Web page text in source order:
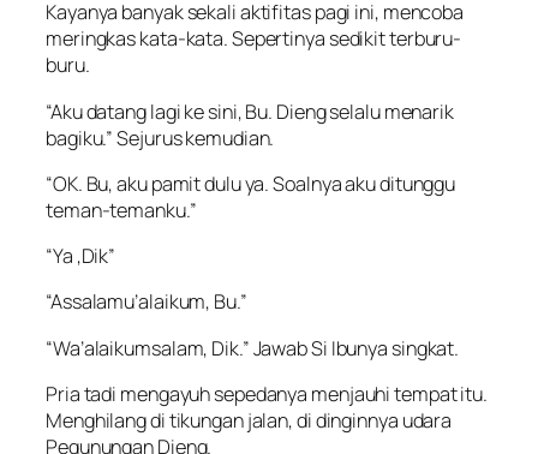
Kayanya banyak sekali aktifitas pagi ini, mencoba
meringkas kata-kata. Sepertinya sedikit terburu-
buru.
“Aku datang lagi ke sini, Bu. Dieng selalu menarik
bagiku.” Sejurus kemudian.
“OK. Bu, aku pamit dulu ya. Soalnya aku ditunggu
teman-temanku.”
“Ya ,Dik”
“Assalamu’alaikum, Bu.”
“Wa’alaikumsalam, Dik.” Jawab Si Ibunya singkat.
Pria tadi mengayuh sepedanya menjauhi tempat itu.
Menghilang di tikungan jalan, di dinginnya udara
Pegunungan Dieng.